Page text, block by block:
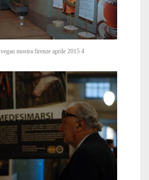
mostra firenze aprile 2015 4